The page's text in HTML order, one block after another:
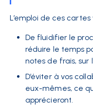
L’emploi de ces
De fluidifier le
réduire le temps
notes de frais, sur
D’éviter à vos
eux-mêmes, ce
apprécieront.